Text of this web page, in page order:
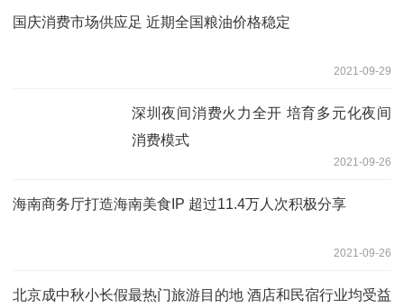
国庆消费市场供应足 近期全国粮油价格稳定
2021-09-29
深圳夜间消费火力全开 培育多元化夜间
消费模式
2021-09-26
海南商务厅打造海南美食IP 超过11.4万人次积极分享
2021-09-26
北京成中秋小长假最热门旅游目的地 酒店和民宿行业均受益